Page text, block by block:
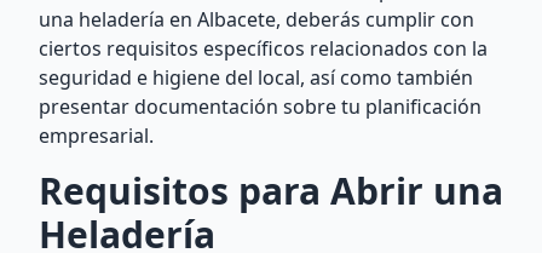
una heladería en Albacete, deberás cumplir con
ciertos requisitos específicos relacionados con la
seguridad e higiene del local, así como también
presentar documentación sobre tu planificación
empresarial.
Requisitos para Abrir una
Heladería